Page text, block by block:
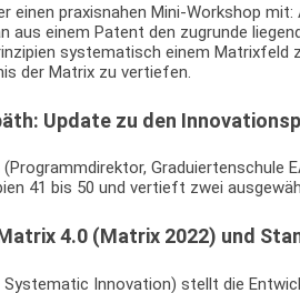
einen praxisnahen Mini-Workshop
aus einem Patent den zugrunde
systematisch einem Matrixfeld
der Matrix zu vertiefen.
Update zu den
(Programmdirektor, Graduiertenschule
41 bis 50 und vertieft zwei
4.0 (Matrix 2022) und
Systematic Innovation) stellt die